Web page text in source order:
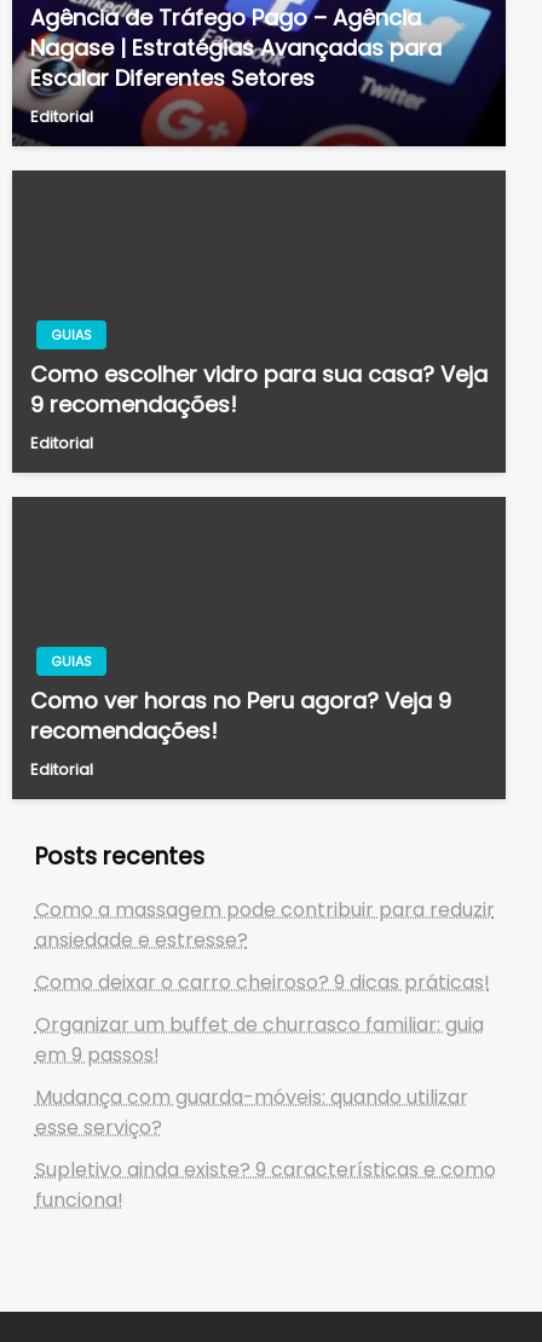
Agência de Tráfego Pago – Agência
Nagase | Estratégias Avançadas para
Escalar Diferentes Setores
Editorial
GUIAS
Como escolher vidro para sua casa? Veja
9 recomendações!
Editorial
GUIAS
Como ver horas no Peru agora? Veja 9
recomendações!
Editorial
Posts recentes
Como a massagem pode contribuir para reduzir
ansiedade e estresse?
Como deixar o carro cheiroso? 9 dicas práticas!
Organizar um buffet de churrasco familiar: guia
em 9 passos!
Mudança com guarda-móveis: quando utilizar
esse serviço?
Supletivo ainda existe? 9 características e como
funciona!